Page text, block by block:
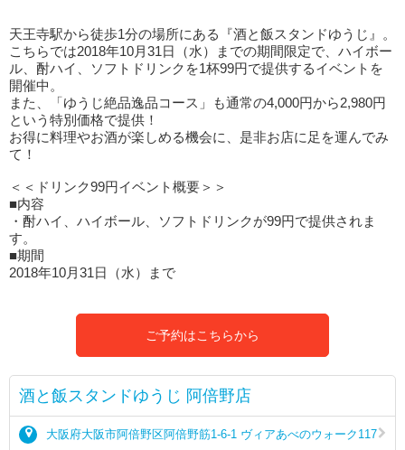
天王寺駅から徒歩1分の場所にある『酒と飯スタンドゆうじ』。
こちらでは2018年10月31日（水）までの期間限定で、ハイボー
ル、酎ハイ、ソフトドリンクを1杯99円で提供するイベントを
開催中。
また、「ゆうじ絶品逸品コース」も通常の4,000円から2,980円
という特別価格で提供！
お得に料理やお酒が楽しめる機会に、是非お店に足を運んでみ
て！
＜＜ドリンク99円イベント概要＞＞
■内容
・酎ハイ、ハイボール、ソフトドリンクが99円で提供されま
す。
■期間
2018年10月31日（水）まで
ご予約はこちらから
酒と飯スタンドゆうじ 阿倍野店
大阪府大阪市阿倍野区阿倍野筋1-6-1 ヴィアあべのウォーク117